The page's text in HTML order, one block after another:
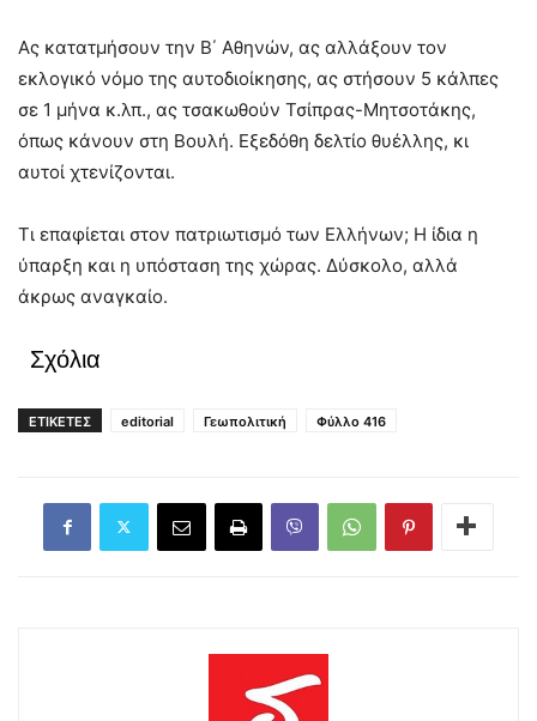
Ας κατατμήσουν την Β΄ Αθηνών, ας αλλάξουν τον
εκλογικό νόμο της αυτοδιοίκησης, ας στήσουν 5 κάλπες
σε 1 μήνα κ.λπ., ας τσακωθούν Τσίπρας-Μητσοτάκης,
όπως κάνουν στη Βουλή. Εξεδόθη δελτίο θυέλλης, κι
αυτοί χτενίζονται.
Τι επαφίεται στον πατριωτισμό των Ελλήνων; Η ίδια η
ύπαρξη και η υπόσταση της χώρας. Δύσκολο, αλλά
άκρως αναγκαίο.
Σχόλια
ΕΤΙΚΕΤΕΣ editorial Γεωπολιτική Φύλλο 416